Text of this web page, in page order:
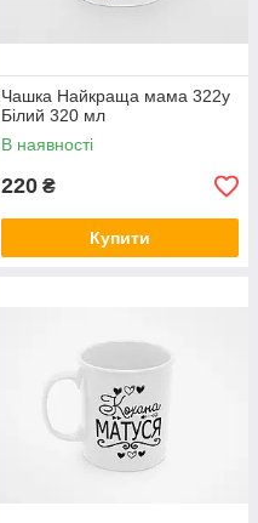
Чашка Найкраща мама 322у
Білий 320 мл
В наявності
220 ₴
Купити